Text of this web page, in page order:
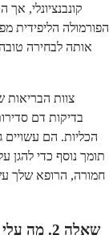
הפורמולה הליפידית
אותה לבחירה
צוות
בדיקות דם
הכליות. הם עשויים
תומך נוסף כדי להגן
חמורה, הרופא שלך
שאלה 2.